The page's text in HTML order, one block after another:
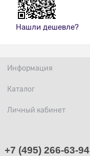
Нашли дешевле?
Информация
Каталог
Личный кабинет
+7 (495) 266-63-94